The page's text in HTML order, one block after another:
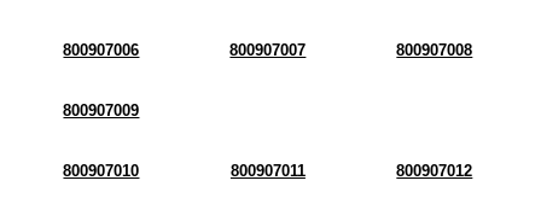
800907006 800907007 800907008
800907009
800907010 800907011 800907012